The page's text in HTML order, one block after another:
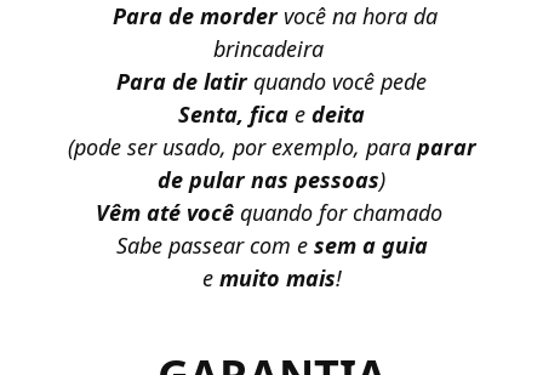
Para de mordervocê na hora da
brincadeira
Para de latirquando você pede
Senta, fica e deita
(pode ser usado, por exemplo, para parar
de pular nas pessoas)
Vêm até vocêquando for chamado
Sabe passear com e sem a guia
e muito mais!